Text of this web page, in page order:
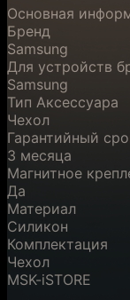
Основная
Бренд
Samsung
Для устройств
Samsung
Тип Аксессуара
Чехол
Гарантийный
3 месяца
Магнитное
Да
Материал
Силикон
Комплектация
Чехол
MSK-iSTORE